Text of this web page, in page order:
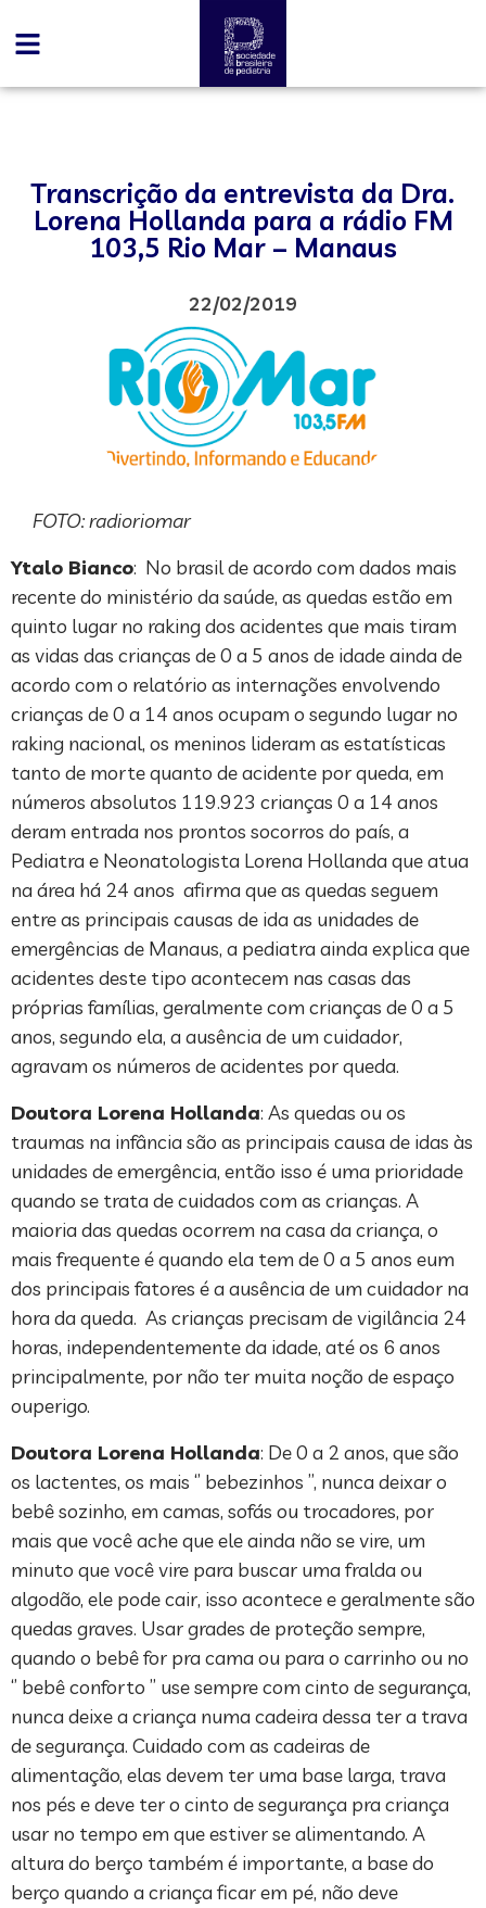
Transcrição da entrevista da Dra.
Lorena Hollanda para a rádio FM
103,5 Rio Mar – Manaus
22/02/2019
FOTO: radioriomar
Ytalo Bianco: No brasil de acordo com dados mais
recente do ministério da saúde, as quedas estão em
quinto lugar no raking dos acidentes que mais tiram
as vidas das crianças de 0 a 5 anos de idade ainda de
acordo com o relatório as internações envolvendo
crianças de 0 a 14 anos ocupam o segundo lugar no
raking nacional, os meninos lideram as estatísticas
tanto de morte quanto de acidente por queda, em
números absolutos 119.923 crianças 0 a 14 anos
deram entrada nos prontos socorros do país, a
Pediatra e Neonatologista Lorena Hollanda que atua
na área há 24 anos afirma que as quedas seguem
entre as principais causas de ida as unidades de
emergências de Manaus, a pediatra ainda explica que
acidentes deste tipo acontecem nas casas das
próprias famílias, geralmente com crianças de 0 a 5
anos, segundo ela, a ausência de um cuidador,
agravam os números de acidentes por queda.
Doutora Lorena Hollanda: As quedas ou os
traumas na infância são as principais causa de idas às
unidades de emergência, então isso é uma prioridade
quando se trata de cuidados com as crianças. A
maioria das quedas ocorrem na casa da criança, o
mais frequente é quando ela tem de 0 a 5 anos eum
dos principais fatores é a ausência de um cuidador na
hora da queda. As crianças precisam de vigilância 24
horas, independentemente da idade, até os 6 anos
principalmente, por não ter muita noção de espaço
ouperigo.
Doutora Lorena Hollanda: De 0 a 2 anos, que são
os lactentes, os mais ‘’ bebezinhos ’’, nunca deixar o
bebê sozinho, em camas, sofás ou trocadores, por
mais que você ache que ele ainda não se vire, um
minuto que você vire para buscar uma fralda ou
algodão, ele pode cair, isso acontece e geralmente são
quedas graves. Usar grades de proteção sempre,
quando o bebê for pra cama ou para o carrinho ou no
‘’ bebê conforto ’’ use sempre com cinto de segurança,
nunca deixe a criança numa cadeira dessa ter a trava
de segurança. Cuidado com as cadeiras de
alimentação, elas devem ter uma base larga, trava
nos pés e deve ter o cinto de segurança pra criança
usar no tempo em que estiver se alimentando. A
altura do berço também é importante, a base do
berço quando a criança ficar em pé, não deve